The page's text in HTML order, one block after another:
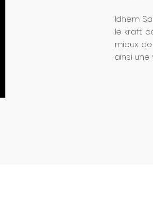
Idhem
le kraft
mieux
ainsi